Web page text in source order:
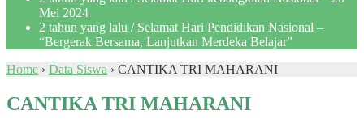
Mei 2024
2 tahun yang lalu / Selamat Hari Pendidikan Nasional –
“Bergerak Bersama, Lanjutkan Merdeka Belajar”
Home › Data Siswa › CANTIKA TRI MAHARANI
CANTIKA TRI MAHARANI